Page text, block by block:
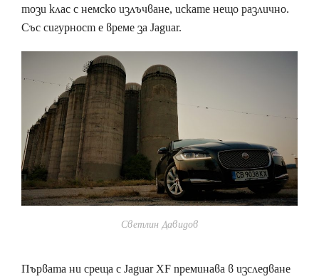
този клас с немско излъчване, искате нещо различно.
Със сигурност е време за Jaguar.
Светлин Давидов
Първата ни среща с Jaguar XF преминава в изследване